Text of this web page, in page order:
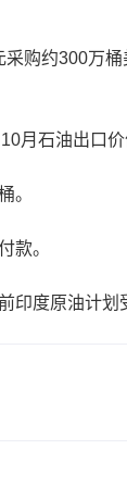
购约300万桶
石油出口价
。
款。
度原油计划